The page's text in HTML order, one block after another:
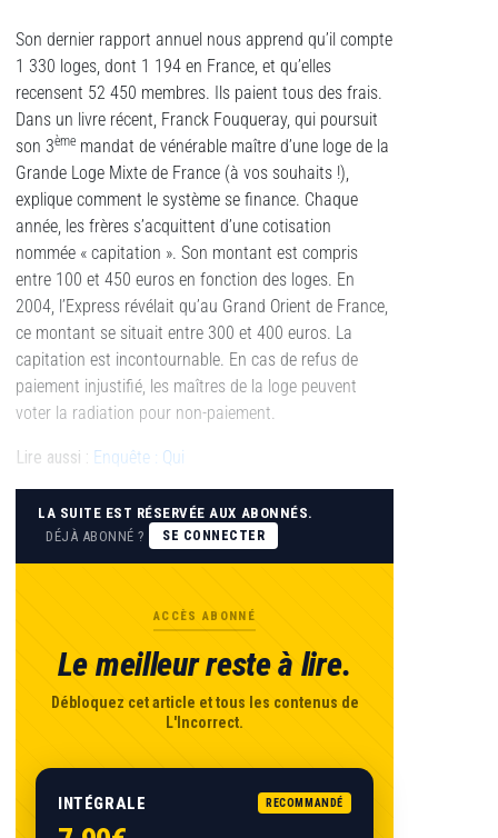
Son dernier rapport annuel nous apprend qu’il compte
1 330 loges, dont 1 194 en France, et qu’elles
recensent 52 450 membres. Ils paient tous des frais.
Dans un livre récent, Franck Fouqueray, qui poursuit
son 3ème mandat de vénérable maître d’une loge de la
Grande Loge Mixte de France (à vos souhaits !),
explique comment le système se finance. Chaque
année, les frères s’acquittent d’une cotisation
nommée « capitation ». Son montant est compris
entre 100 et 450 euros en fonction des loges. En
2004, l’Express révélait qu’au Grand Orient de France,
ce montant se situait entre 300 et 400 euros. La
capitation est incontournable. En cas de refus de
paiement injustifié, les maîtres de la loge peuvent
voter la radiation pour non-paiement.
Lire aussi : Enquête : Qui
LA SUITE EST RÉSERVÉE AUX ABONNÉS.
DÉJÀ ABONNÉ ?
SE CONNECTER
ACCÈS ABONNÉ
Le meilleur reste à lire.
Débloquez cet article et tous les contenus de
L'Incorrect.
INTÉGRALE RECOMMANDÉ